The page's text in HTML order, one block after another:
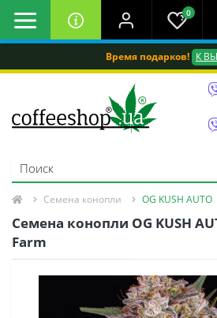
Время подарков! К
0
Семена конопли OG KUSH AUTO
Семена конопли OG KUSH
Farm